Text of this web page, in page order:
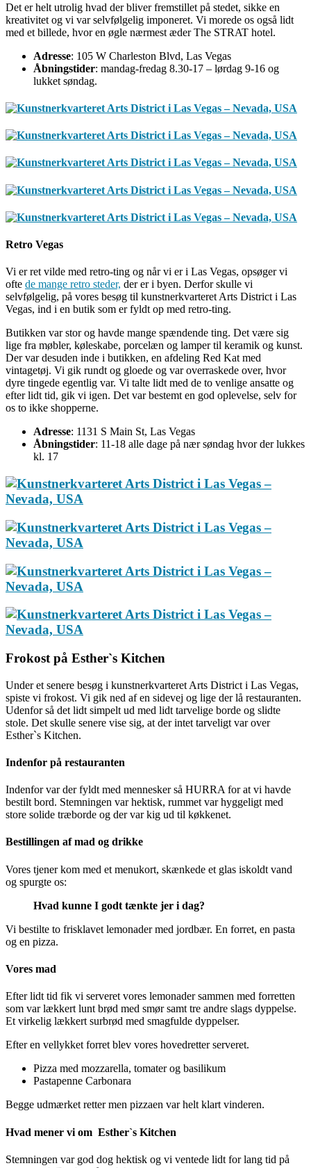
Det er helt utrolig hvad der bliver fremstillet på stedet, sikke en
kreativitet og vi var selvfølgelig imponeret. Vi morede os også lidt
med et billede, hvor en øgle nærmest æder The STRAT hotel.
Adresse: 105 W Charleston Blvd, Las Vegas
Åbningstider: mandag-fredag 8.30-17 – lørdag 9-16 og
lukket søndag.
Retro Vegas
Vi er ret vilde med retro-ting og når vi er i Las Vegas, opsøger vi
ofte de mange retro steder, der er i byen. Derfor skulle vi
selvfølgelig, på vores besøg til kunstnerkvarteret Arts District i Las
Vegas, ind i en butik som er fyldt op med retro-ting.
Butikken var stor og havde mange spændende ting. Det være sig
lige fra møbler, køleskabe, porcelæn og lamper til keramik og kunst.
Der var desuden inde i butikken, en afdeling Red Kat med
vintagetøj. Vi gik rundt og gloede og var overraskede over, hvor
dyre tingede egentlig var. Vi talte lidt med de to venlige ansatte og
efter lidt tid, gik vi igen. Det var bestemt en god oplevelse, selv for
os to ikke shopperne.
Adresse: 1131 S Main St, Las Vegas
Åbningstider: 11-18 alle dage på nær søndag hvor der lukkes
kl. 17
Frokost på Esther`s Kitchen
Under et senere besøg i kunstnerkvarteret Arts District i Las Vegas,
spiste vi frokost. Vi gik ned af en sidevej og lige der lå restauranten.
Udenfor så det lidt simpelt ud med lidt tarvelige borde og slidte
stole. Det skulle senere vise sig, at der intet tarveligt var over
Esther`s Kitchen.
Indenfor på restauranten
Indenfor var der fyldt med mennesker så HURRA for at vi havde
bestilt bord. Stemningen var hektisk, rummet var hyggeligt med
store solide træborde og der var kig ud til køkkenet.
Bestillingen af mad og drikke
Vores tjener kom med et menukort, skænkede et glas iskoldt vand
og spurgte os:
Hvad kunne I godt tænkte jer i dag?
Vi bestilte to frisklavet lemonader med jordbær. En forret, en pasta
og en pizza.
Vores mad
Efter lidt tid fik vi serveret vores lemonader sammen med forretten
som var lækkert lunt brød med smør samt tre andre slags dyppelse.
Et virkelig lækkert surbrød med smagfulde dyppelser.
Efter en vellykket forret blev vores hovedretter serveret.
Pizza med mozzarella, tomater og basilikum
Pastapenne Carbonara
Begge udmærket retter men pizzaen var helt klart vinderen.
Hvad mener vi om Esther`s Kitchen
Stemningen var god dog hektisk og vi ventede lidt for lang tid på